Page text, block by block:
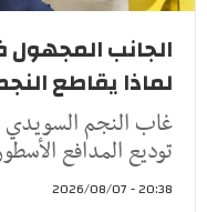
الجانب
لماذا يقاطع
غاب النجم السويدي
توديع المدافع
20:38 - 2026/08/07